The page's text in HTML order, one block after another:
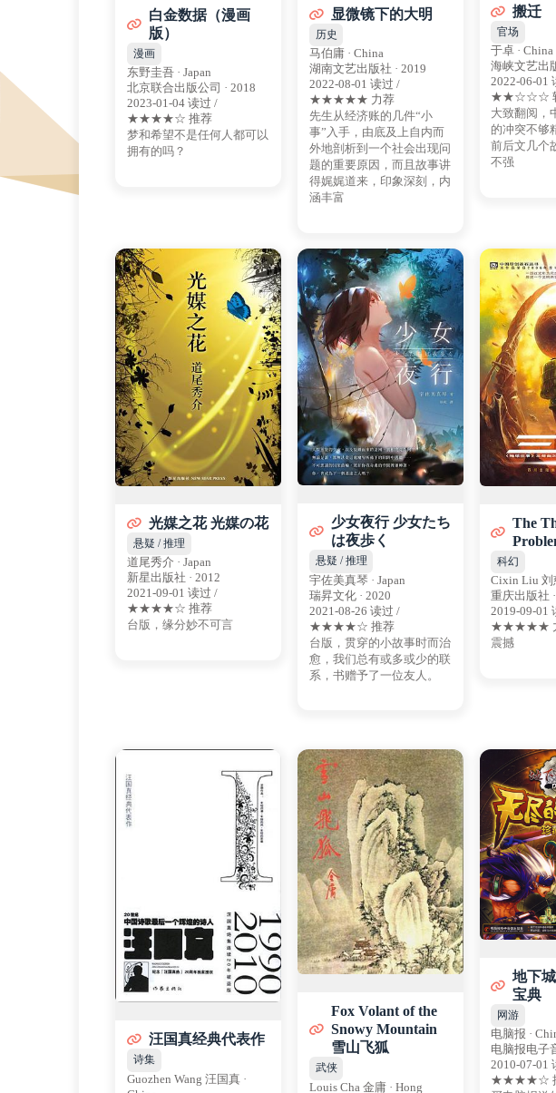
白金数据（漫画
版）
漫画
东野圭吾 · Japan
北京联合出版公司 · 2018
2023-01-04 读过 /
★★★★☆ 推荐
梦和希望不是任何人都可以
拥有的吗？
显微镜下的大明
历史
马伯庸 · China
湖南文艺出版社 · 2019
2022-08-01 读过 /
★★★★★ 力荐
先生从经济账的几件“小
事”入手，由底及上自内而
外地剖析到一个社会出现问
题的重要原因，而且故事讲
得娓娓道来，印象深刻，内
涵丰富
搬迁
官场
于卓 · China
海峡文艺出
2022-06-01
★★☆☆☆
大致翻阅，
的冲突不够
前后文几个
不强
光媒之花 光媒の花
悬疑 / 推理
道尾秀介 · Japan
新星出版社 · 2012
2021-09-01 读过 /
★★★★☆ 推荐
台版，缘分妙不可言
少女夜行 少女たち
は夜歩く
悬疑 / 推理
宇佐美真琴 · Japan
瑞昇文化 · 2020
2021-08-26 读过 /
★★★★☆ 推荐
台版，贯穿的小故事时而治
愈，我们总有或多或少的联
系，书赠予了一位友人。
The
科幻
Cixin Liu 刘
重庆出版社
2019-09-01
★★★★★
震撼
汪国真经典代表作
诗集
Guozhen Wang 汪国真 ·
Fox Volant of the
Snowy Mountain
雪山飞狐
武侠
Louis Cha 金庸 · Hong
地下
宝典
网游
电脑报 ·
电脑报电子
2010-07-01
★★★★☆